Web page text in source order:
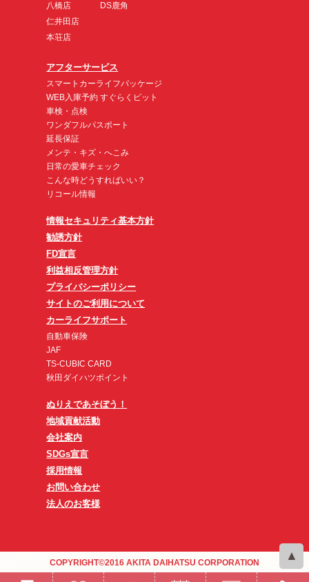
八橋店
仁井田店
本荘店
DS鹿角
アフターサービス
スマートカーライフパッケージ
WEB入庫予約 すぐらくピット
車検・点検
ワンダフルパスポート
延長保証
メンテ・キズ・へこみ
日常の愛車チェック
こんな時どうすればいい？
リコール情報
情報セキュリティ基本方針
勧誘方針
FD宣言
利益相反管理方針
プライバシーポリシー
サイトのご利用について
カーライフサポート
自動車保険
JAF
TS-CUBIC CARD
秋田ダイハツポイント
ぬりえであそぼう！
地域貢献活動
会社案内
SDGs宣言
採用情報
お問い合わせ
法人のお客様
COPYRIGHT©2016 AKITA DAIHATSU CORPORATION